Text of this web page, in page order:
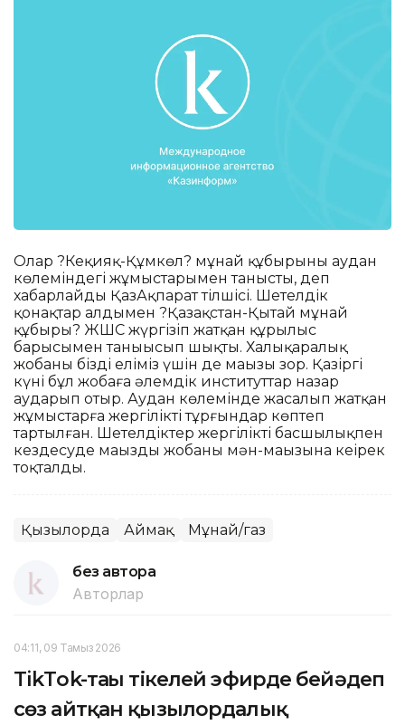
Олар ?Кеңқияқ-Құмкөл? мұнай құбырының аудан
көлеміндегі жұмыстарымен танысты, деп
хабарлайды ҚазАқпарат тілшісі. Шетелдік
қонақтар алдымен ?Қазақстан-Қытай мұнай
құбыры? ЖШС жүргізіп жатқан құрылыс
барысымен таныысып шықты. Халықаралық
жобаның біздің еліміз үшін де маңызы зор. Қазіргі
күні бұл жобаға әлемдік институттар назар
аударып отыр. Аудан көлемінде жасалып жатқан
жұмыстарға жергілікті тұрғындар көптеп
тартылған. Шетелдіктер жергілікті басшылықпен
кездесуде маңызды жобаның мән-маңызына кеңірек
тоқталды.
Қызылорда Аймақ Мұнай/газ
без автора
Авторлар
04:11, 09 Тамыз 2026
TikТok-тағы тікелей эфирде бейәдеп
сөз айтқан қызылордалық